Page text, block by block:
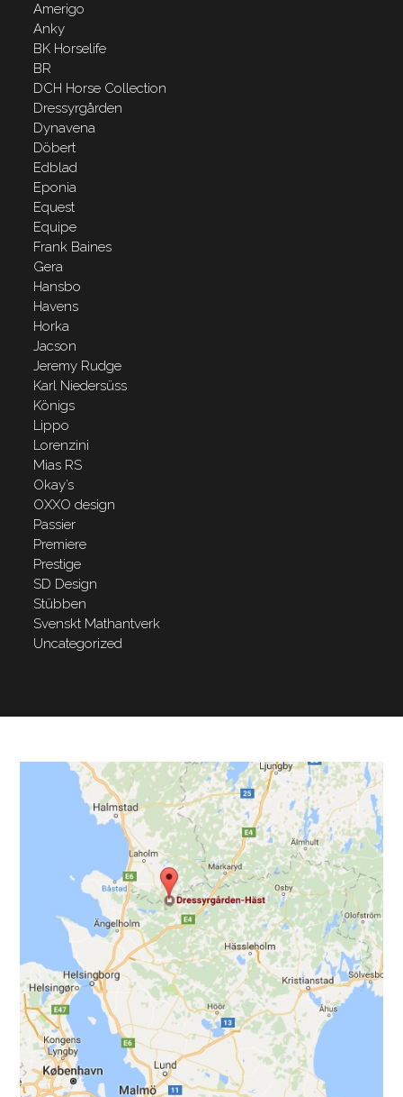
Amerigo
Anky
BK Horselife
BR
DCH Horse Collection
Dressyrgården
Dynavena
Döbert
Edblad
Eponia
Equest
Equipe
Frank Baines
Gera
Hansbo
Havens
Horka
Jacson
Jeremy Rudge
Karl Niedersüss
Königs
Lippo
Lorenzini
Mias RS
Okay’s
OXXO design
Passier
Premiere
Prestige
SD Design
Stübben
Svenskt Mathantverk
Uncategorized